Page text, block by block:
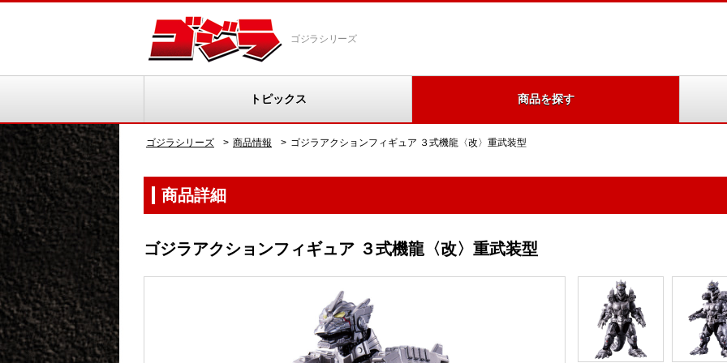
ゴジラシリーズ
トピックス 商品を探す
ゴジラシリーズ 商品情報 ゴジラアクションフィギュア ３式機龍〈改〉重武装型
商品詳細
ゴジラアクションフィギュア ３式機龍〈改〉重武装型